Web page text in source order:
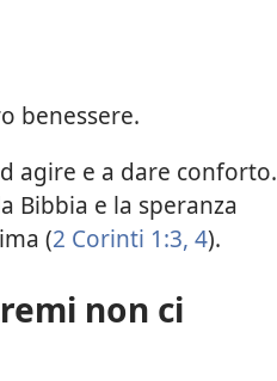
benessere.
agire e a dare conforto.
Bibbia e la speranza
(2 Corinti 1:3, 4).
non ci